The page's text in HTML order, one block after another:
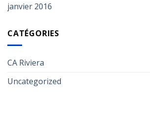
janvier 2016
CATÉGORIES
CA Riviera
Uncategorized